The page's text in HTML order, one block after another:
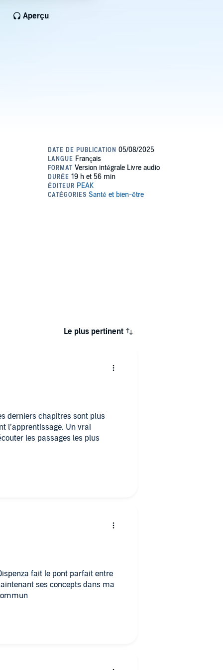
Aperçu
Le plus pertinent
derniers chapitres sont plus
l’apprentissage. Un vrai
les passages les plus
fait le pont parfait entre
ses concepts dans ma